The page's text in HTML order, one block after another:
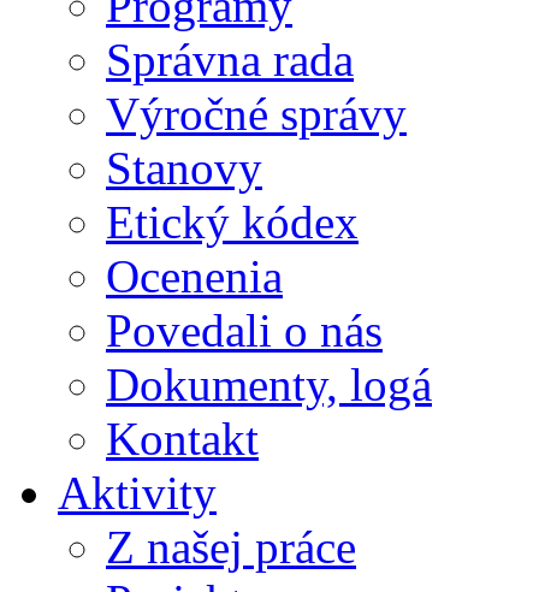
Správna rada
Výročné správy
Stanovy
Etický kódex
Ocenenia
Povedali o nás
Dokumenty, logá
Kontakt
Aktivity
Z našej práce